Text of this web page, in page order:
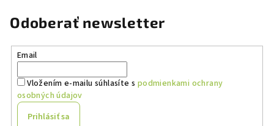
Odoberať newsletter
Email
Vložením e-mailu súhlasíte s podmienkami ochrany
osobných údajov
Prihlásiť sa